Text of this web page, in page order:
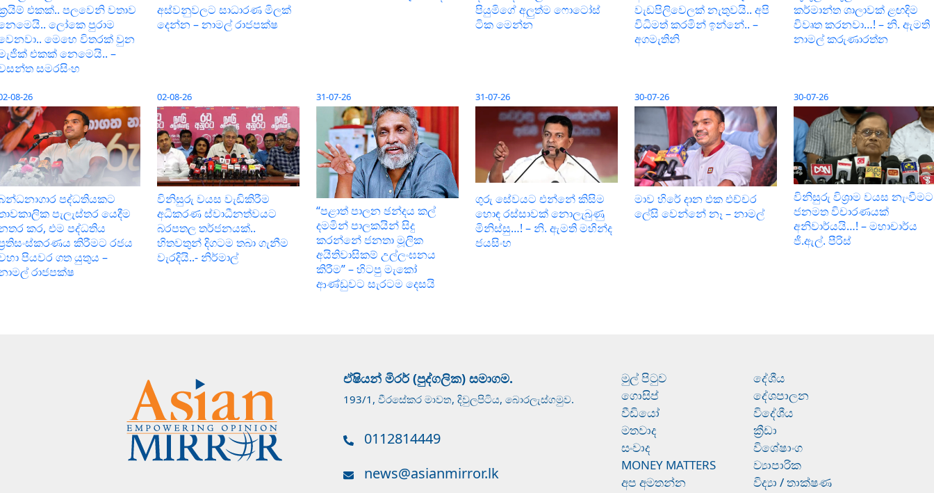
එකක්.. පලවෙනි වතාව
ලෝකෙ පුරාම
මෙහෙ විතරක් වුන
එකක් නෙමෙයි.. –
සමරසිංහ
අස්වනුවලට සාධාරණ මිලක්
දෙන්න – නාමල් රාජපක්ෂ
පියුමිගේ අලුත්ම ෆොටෝස්
ටික මෙන්න
වැඩපිලිවෙලක් නැතුවයි.. අපි
විධිමත් කරමින් ඉන්නේ.. –
අගමැතිනි
කර්මාන්ත ශාලාවක් ළඟදිම
විවෘත කරනවා…! – නි. ඇමති
නාමල් කරුණාරත්න
08-26
පද්ධතියකට
පැලැස්තර යෙදීම
කර, එම පද්ධතිය
කිරීමට රජය
පියවර ගත යුතුය –
රාජපක්ෂ
02-08-26
විනිසුරු වයස වැඩිකිරීම
අධිකරණ ස්වාධීනත්වයට
බරපතල තර්ජනයක්..
හිතවතුන් දිගටම තබා ගැනීම
වැරදියි..- නිර්මාල්
31-07-26
“පළාත් පාලන ඡන්දය කල්
දමමින් පාලකයින් සිදු
කරන්නේ ජනතා මූලික
අයිතිවාසිකම් උල්ලංඝනය
කිරීම” – හිටපු මැකෝ
ආණ්ඩුවට සැරටම දෙසයි
31-07-26
ගුරු සේවයට එන්නේ කිසිම
හොඳ රස්සාවක් නොලැබුණු
මිනිස්සු…! – නි. ඇමති මහින්ද
ජයසිංහ
30-07-26
මාව හිරේ දාන එක එච්චර
ලේසි වෙන්නේ නෑ – නාමල්
30-07-26
විනිසුරු විශ්‍රාම වයස නැංවීමට
ජනමත විචාරණයක්
අනිවාර්යයි…! – මහාචාර්ය
ජී.ඇල්. පීරිස්
ඒෂියන් මිරර් (පුද්ගලික) සමාගම.
193/1, වීරසේකර මාවත, දිවුලපිටිය, බොරලැස්ගමුව.
0112814449
news@asianmirror.lk
මුල් පිටුව
ගොසිප්
වීඩියෝ
මතවාද
සංවාද
MONEY MATTERS
අප අමතන්න
දේශීය
දේශපාලන
විදේශීය
ක්‍රීඩා
විශේෂාංග
ව්‍යාපාරික
විද්‍යා / තාක්ෂණ